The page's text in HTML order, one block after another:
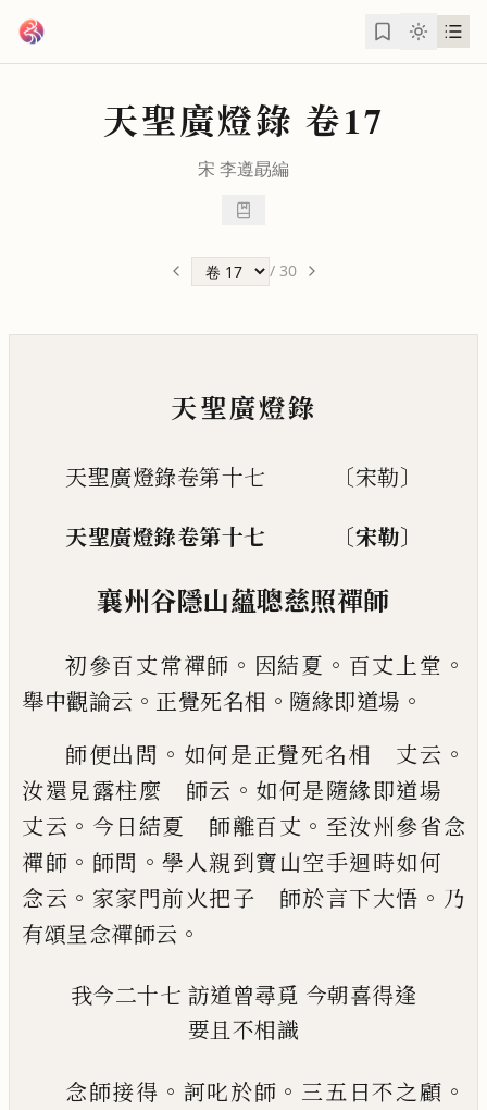
天聖廣燈錄 卷17
宋 李遵勗編
/ 30
天聖廣燈錄
天聖廣燈錄卷第十七 〔宋勒〕
天聖廣燈錄卷第十七 〔宋勒〕
襄州谷隱山蘊聰慈照禪師
初參百丈常禪師 。 因結夏 。 百丈上堂 。
舉中觀論云 。 正覺死名相 。 隨緣即道場 。
師便出問 。 如何是正覺死名相 丈云 。
汝還見露柱麼 師云 。 如何是隨緣即道場
丈云 。 今日結夏 師離百丈 。 至汝州參省念
禪師 。 師問 。學人親到寶山空手迴時如何
念云 。 家家門前火把子 師於言下大悟 。 乃
有頌呈念禪師云 。
我今二十七 訪道曾尋覓 今朝喜得逢
要且不相識
念師接得 。 訶叱於師 。 三五日不之顧 。